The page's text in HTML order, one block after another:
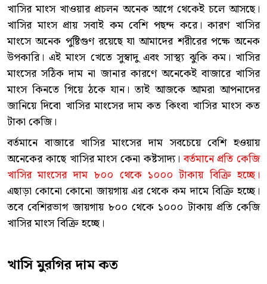
খাসির মাংস খাওয়ার প্রচলন অনেক আগে থেকেই চলে আসছে।
খাসির মাংস প্রায় সবাই কম বেশি পছন্দ করে। কারণ খাসির
মাংসে অনেক পুষ্টিগুণ রয়েছে যা আমাদের শরীরের পক্ষে অনেক
উপকারি। এই মাংস খেতে সুস্বাদু এবং সাস্থ্য ঝুকি কম। খাসির
মাংসের সঠিক দাম না জানার কারণে অনেকেই বাজারে খাসির
মাংস কিনতে গিয়ে ঠকে যান। তাই আজকে আমরা আপনাদের
জানিয়ে দিবো খাসির মাংসের দাম কত কিংবা খাসির মাংস কত
টাকা কেজি।
বর্তমানে বাজারে খাসির মাংসের দাম সবচেয়ে বেশি হওয়ায়
অনেকের কাছে খাসির মাংস কেনা কষ্টসাদ্য।বর্তমানে প্রতি কেজি
খাসির মাংসের দাম ৮০০ থেকে ১০০০ টাকায় বিক্রি হচ্ছে।
এছাড়া কোনো কোনো জায়গায় এর থেকে কম দামে বিক্রি হচ্ছে।
তবে বেশিরভাগ জায়গায় ৮০০ থেকে ১০০০ টাকায় প্রতি কেজি
খাসির মাংস বিক্রি হচ্ছে।
খাসি মুরগির দাম কত